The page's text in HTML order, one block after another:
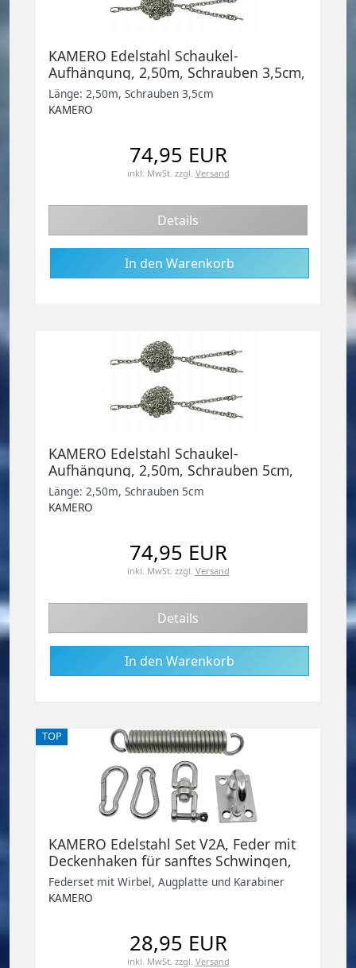
KAMERO Edelstahl Schaukel-
Aufhängung, 2,50m, Schrauben 3,5cm,
Set zum Schaukel selber bauen
Länge: 2,50m, Schrauben 3,5cm
KAMERO
74,95 EUR
inkl. MwSt. zzgl. Versand
Details
KAMERO Edelstahl Schaukel-
Aufhängung, 2,50m, Schrauben 5cm,
Set zum Schaukel selber bauen
Länge: 2,50m, Schrauben 5cm
KAMERO
74,95 EUR
inkl. MwSt. zzgl. Versand
Details
TOP
KAMERO Edelstahl Set V2A, Feder mit
Deckenhaken für sanftes Schwingen,
geeignet für Hängesitze, Schaukelsitz,
Boxsack
Federset mit Wirbel, Augplatte und Karabiner
KAMERO
28,95 EUR
inkl. MwSt. zzgl. Versand